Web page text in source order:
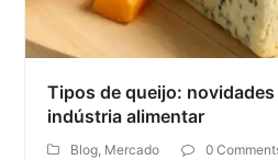
Tipos de queijo:
indústria alimentar
Blog, Mercado 0